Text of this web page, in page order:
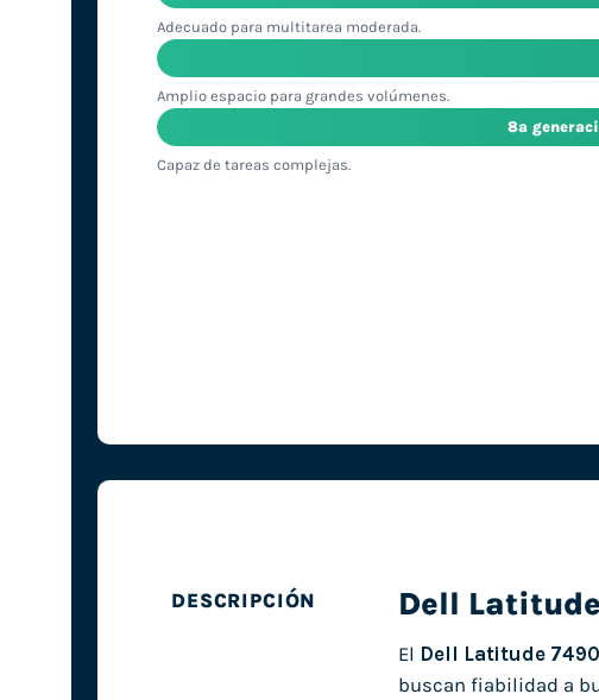
Adecuado para multitarea moderada.
Amplio espacio para grandes volúmenes.
8ª
Capaz de tareas complejas.
DESCRIPCIÓN Dell
El Dell Latitude 7490
buscan fiabilidad a